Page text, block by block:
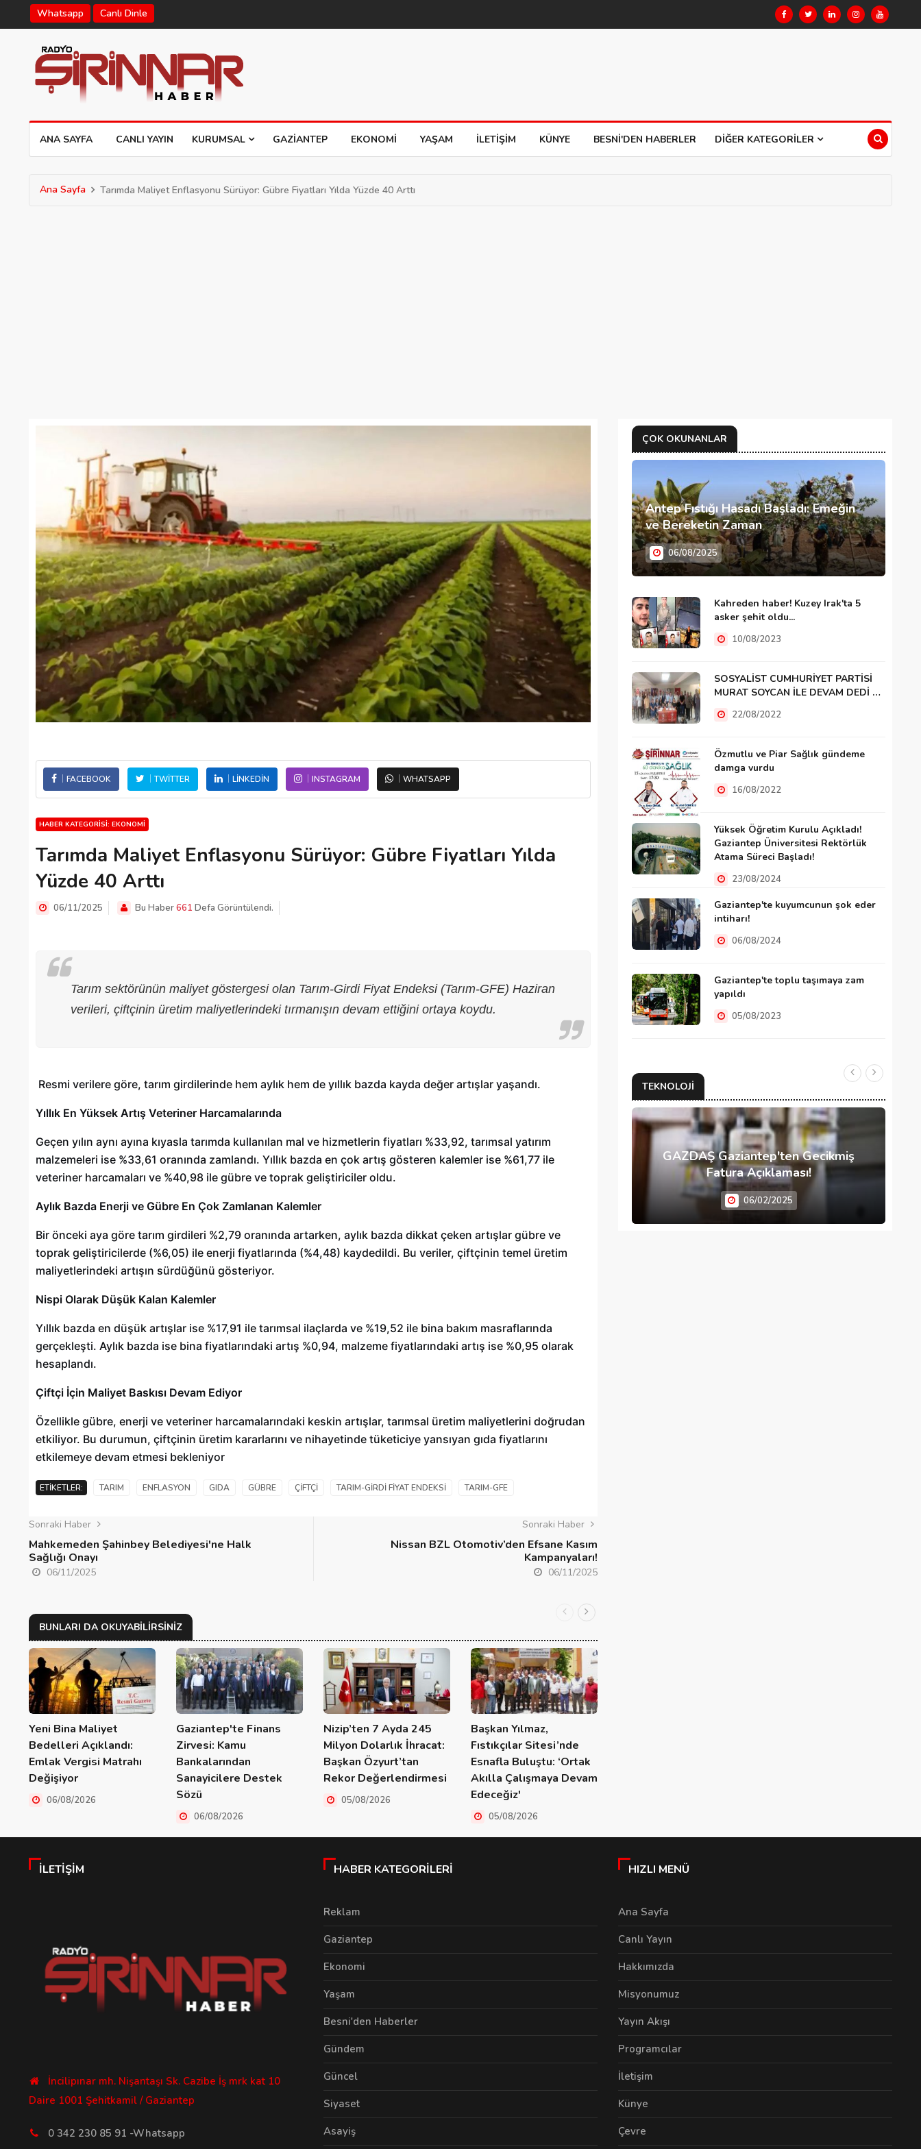
Whatsapp Canlı Dinle
ANA SAYFA CANLI YAYIN KURUMSAL GAZIANTEP EKONOMI YAŞAM İLETIŞIM KÜNYE BESNI'DEN HABERLER DIĞER KATEGORILER
Ana Sayfa Tarımda Maliyet Enflasyonu Sürüyor: Gübre Fiyatları Yılda Yüzde 40 Arttı
FACEBOOK TWITTER LINKEDIN INSTAGRAM WHATSAPP
HABER KATEGORISI: EKONOMI
Tarımda Maliyet Enflasyonu Sürüyor: Gübre Fiyatları Yılda
Yüzde 40 Arttı
06/11/2025 Bu Haber661 Defa Görüntülendi.
Tarım sektörünün maliyet göstergesi olan Tarım-Girdi Fiyat Endeksi (Tarım-GFE) Haziran
verileri, çiftçinin üretim maliyetlerindeki tırmanışın devam ettiğini ortaya koydu.
Resmi verilere göre, tarım girdilerinde hem aylık hem de yıllık bazda kayda değer artışlar yaşandı.
Yıllık En Yüksek Artış Veteriner Harcamalarında
Geçen yılın aynı ayına kıyasla tarımda kullanılan mal ve hizmetlerin fiyatları %33,92, tarımsal yatırım
malzemeleri ise %33,61 oranında zamlandı. Yıllık bazda en çok artış gösteren kalemler ise %61,77 ile
veteriner harcamaları ve %40,98 ile gübre ve toprak geliştiriciler oldu.
Aylık Bazda Enerji ve Gübre En Çok Zamlanan Kalemler
Bir önceki aya göre tarım girdileri %2,79 oranında artarken, aylık bazda dikkat çeken artışlar gübre ve
toprak geliştiricilerde (%6,05) ile enerji fiyatlarında (%4,48) kaydedildi. Bu veriler, çiftçinin temel üretim
maliyetlerindeki artışın sürdüğünü gösteriyor.
Nispi Olarak Düşük Kalan Kalemler
Yıllık bazda en düşük artışlar ise %17,91 ile tarımsal ilaçlarda ve %19,52 ile bina bakım masraflarında
gerçekleşti. Aylık bazda ise bina fiyatlarındaki artış %0,94, malzeme fiyatlarındaki artış ise %0,95 olarak
hesaplandı.
Çiftçi İçin Maliyet Baskısı Devam Ediyor
Özellikle gübre, enerji ve veteriner harcamalarındaki keskin artışlar, tarımsal üretim maliyetlerini doğrudan
etkiliyor. Bu durumun, çiftçinin üretim kararlarını ve nihayetinde tüketiciye yansıyan gıda fiyatlarını
etkilemeye devam etmesi bekleniyor
ETIKETLER: TARIM ENFLASYON GIDA GÜBRE ÇIFTÇI TARIM-GIRDI FIYAT ENDEKSI TARIM-GFE
Sonraki Haber
Mahkemeden Şahinbey Belediyesi'ne Halk
Sağlığı Onayı
06/11/2025
Sonraki Haber
Nissan BZL Otomotiv’den Efsane Kasım
Kampanyaları!
06/11/2025
BUNLARI DA OKUYABILIRSINIZ
Yeni Bina Maliyet
Bedelleri Açıklandı:
Emlak Vergisi Matrahı
Değişiyor
06/08/2026
Gaziantep'te Finans
Zirvesi: Kamu
Bankalarından
Sanayicilere Destek
Sözü
06/08/2026
Nizip’ten 7 Ayda 245
Milyon Dolarlık İhracat:
Başkan Özyurt’tan
Rekor Değerlendirmesi
05/08/2026
Başkan Yılmaz,
Fıstıkçılar Sitesi’nde
Esnafla Buluştu: ‘Ortak
Akılla Çalışmaya Devam
Edeceğiz'
05/08/2026
ÇOK OKUNANLAR
Antep Fıstığı Hasadı Başladı: Emeğin
ve Bereketin Zaman
06/08/2025
Kahreden haber! Kuzey Irak'ta 5
asker şehit oldu...
10/08/2023
SOSYALİST CUMHURİYET PARTİSİ
MURAT SOYCAN İLE DEVAM DEDİ …
22/08/2022
Özmutlu ve Piar Sağlık gündeme
damga vurdu
16/08/2022
Yüksek Öğretim Kurulu Açıkladı!
Gaziantep Üniversitesi Rektörlük
Atama Süreci Başladı!
23/08/2024
Gaziantep'te kuyumcunun şok eder
intiharı!
06/08/2024
Gaziantep'te toplu taşımaya zam
yapıldı
05/08/2023
TEKNOLOJI
Gaziantep’te Toplu Ulaşım
Ücretlerine Yüzde 70 Zam Geliyor
28/01/2025
Şehitkamil Belediyesi işçi alımı
GAZDAŞ Gaziantep'ten Gecikmiş
Fatura Açıklaması!
06/02/2025
İLETIŞIM
İncilipınar mh. Nişantaşı Sk. Cazibe İş mrk kat 10
Daire 1001 Şehitkamil / Gaziantep
0 342 230 85 91 -Whatsapp
HABER KATEGORILERI
Reklam
Gaziantep
Ekonomi
Yaşam
Besni'den Haberler
Gündem
Güncel
Siyaset
Asayiş
HIZLI MENÜ
Ana Sayfa
Canlı Yayın
Hakkımızda
Misyonumuz
Yayın Akışı
Programcılar
İletişim
Künye
Çevre